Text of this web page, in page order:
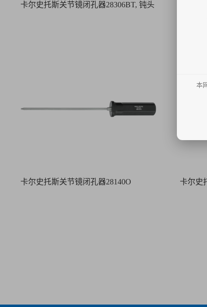
卡尔史托斯关节镜闭孔器28306BT, 钝头 卡尔
卡尔史托斯关节镜闭孔器28140O 卡尔史
本